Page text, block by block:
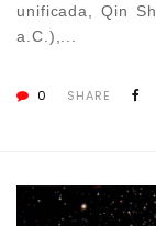
unificada, Qin
a.C.),...
0 SHARE